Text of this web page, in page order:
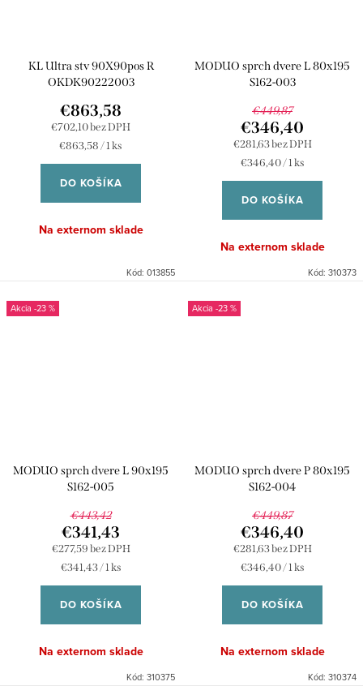
KL Ultra stv 90X90pos R
OKDK90222003
€702,10 bez DPH
€863,58
Jednotková
€863,58 / 1 ks
DO KOŠÍKA
Na externom sklade
Kód: 013855
MODUO sprch dvere L 80x195
S162-003
€449,87
€281,63 bez DPH
€346,40
Jednotková
€346,40 / 1 ks
DO KOŠÍKA
Na externom sklade
Kód: 310373
-23 %
MODUO sprch dvere L 90x195
S162-005
€443,42
€277,59 bez DPH
€341,43
Jednotková
cena:
€341,43 / 1 ks
DO KOŠÍKA
Na externom sklade
Kód: 310375
-23 %
MODUO sprch dvere P 80x195
S162-004
€449,87
€281,63 bez DPH
€346,40
Jednotková
cena:
€346,40 / 1 ks
DO KOŠÍKA
Na externom sklade
Kód: 310374